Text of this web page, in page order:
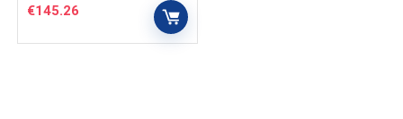
€145.26